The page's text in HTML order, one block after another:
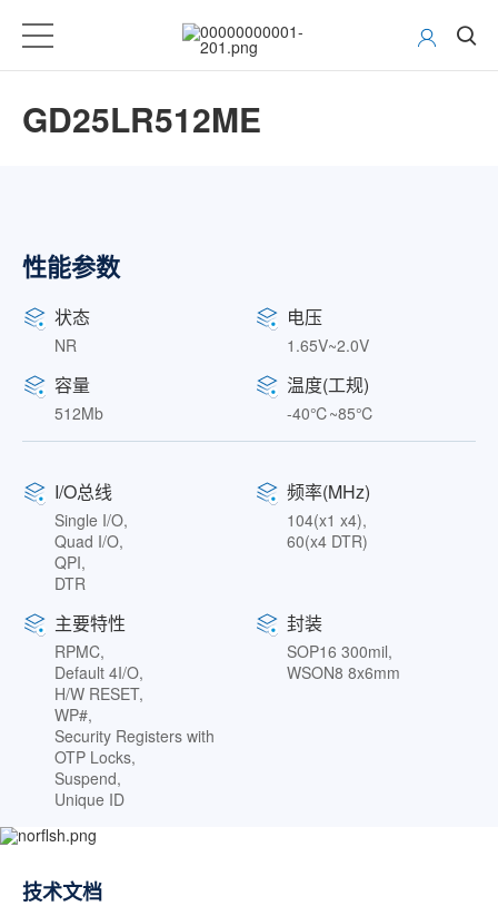
GD25LR512ME
性能参数
状态
NR
电压
1.65V~2.0V
容量
512Mb
温度(工规)
-40℃~85℃
I/O总线
Single I/O,
Quad I/O,
QPI,
DTR
频率(MHz)
104(x1 x4),
60(x4 DTR)
主要特性
RPMC,
Default 4I/O,
H/W RESET,
WP#,
Security Registers with
OTP Locks,
Suspend,
Unique ID
封装
SOP16 300mil,
WSON8 8x6mm
技术文档